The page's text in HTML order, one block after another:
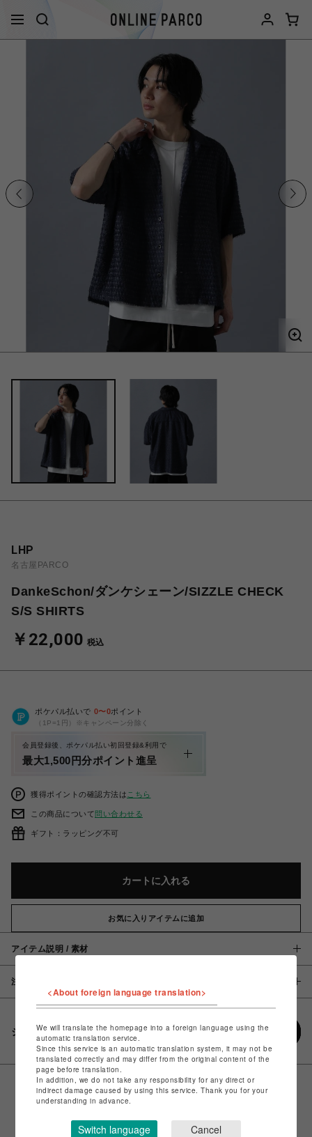
LHP
名古屋PARCO
DankeSchon/ダンケシェーン/SIZZLE CHECK
S/S SHIRTS
￥22,000 税込
ポケパル払いで 0〜0ポイント
（1P=1円）※キャンペーン分除く
会員登録後、ポケパル払い初回登録&利用で
最大1,500円分ポイント進呈
獲得ポイントの確認方法は こちら
この商品について問い合わせる
ギフト：ラッピング不可
カートに入れる
お気に入りアイテムに追加
アイテム説明 / 素材
注意事項
シェアする
<About foreign language translation>
We will translate the homepage into a foreign language using the
automatic translation service.
Since this service is an automatic translation system, it may not be
translated correctly and may differ from the original content of the
page before translation.
In addition, we do not take any responsibility for any direct or
indirect damage caused by using this service. Thank you for your
understanding in advance.
Switch language Cancel